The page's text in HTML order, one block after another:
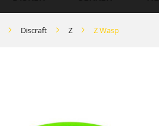
Discraft Z Z Wasp